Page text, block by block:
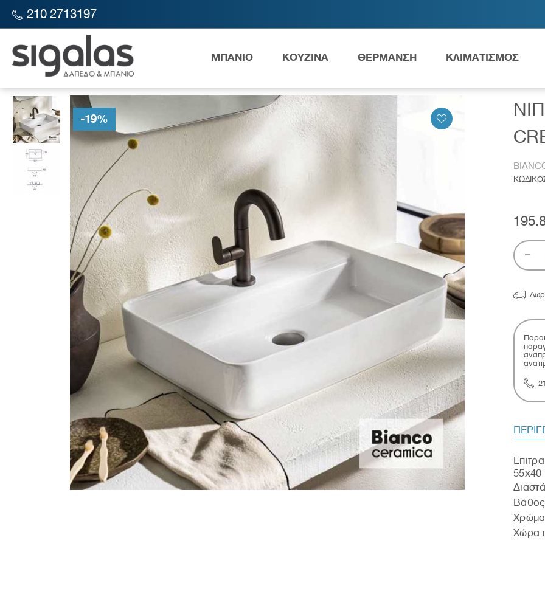
210 2713197
ΜΠΑΝΙΟ
Λεκάνες
ΚΟΥΖΙΝΑ ΘΕΡΜΑΝΣΗ ΚΛΙΜΑΤΙΣΜΟΣ
Ανταλλακτικά Grundfos
SIGALAS STORE ΜΠΑΝΙΟ
-19%

55x40
Βάθος
Χώρα